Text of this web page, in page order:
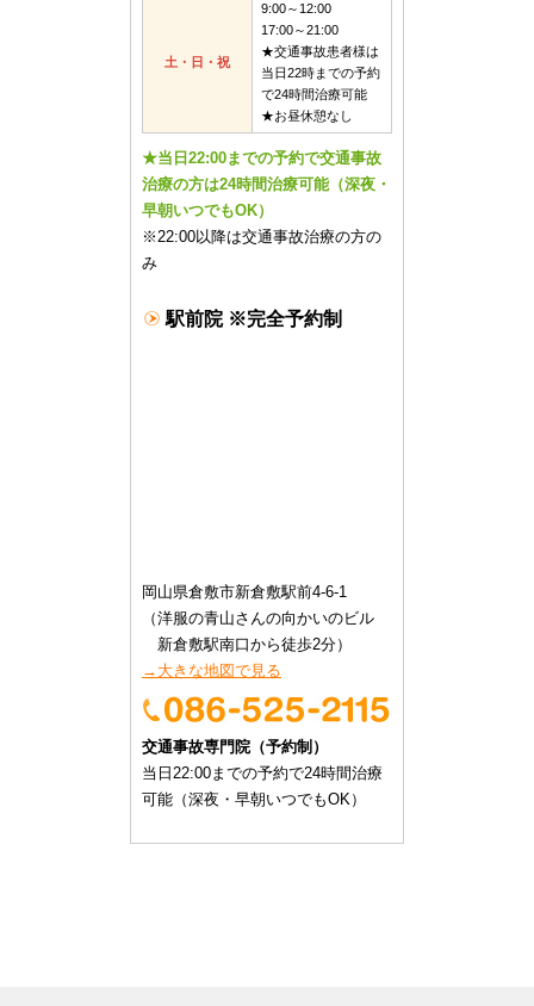
土・日・祝
9:00～12:00
17:00～21:00
★交通事故患者様は
当日22時までの予約
で24時間治療可能
★お昼休憩なし
★当日22:00までの予約で交通事故
治療の方は24時間治療可能（深夜・
早朝いつでもOK）
※22:00以降は交通事故治療の方の
み
駅前院 ※完全予約制
岡山県倉敷市新倉敷駅前4-6-1
（洋服の青山さんの向かいのビル
新倉敷駅南口から徒歩2分）
→大きな地図で見る
交通事故専門院（予約制）
当日22:00までの予約で24時間治療
可能（深夜・早朝いつでもOK）